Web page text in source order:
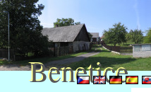
Benetice
Benetice